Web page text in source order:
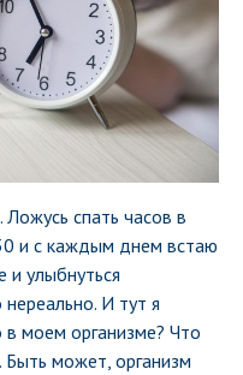
спать часов в
и с каждым днем встаю
и улыбнуться
И тут я
в моем организме? Что
Быть может, организм